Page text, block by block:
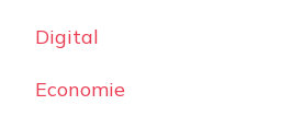
Digital
Economie